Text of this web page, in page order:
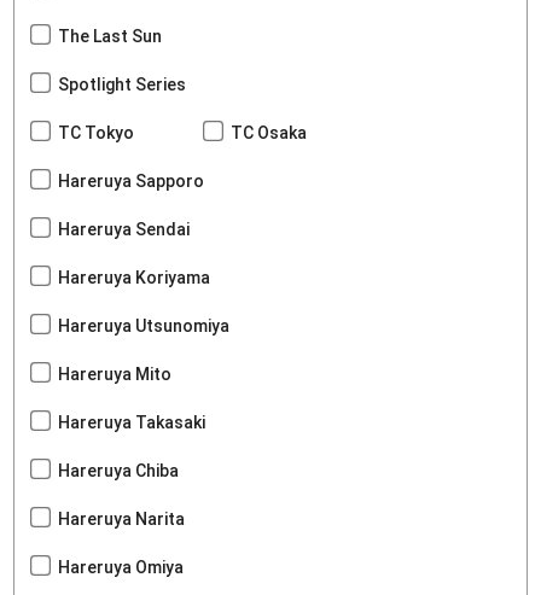
The Last Sun
Spotlight Series
TC Tokyo TC Osaka
Hareruya Sapporo
Hareruya Sendai
Hareruya Koriyama
Hareruya Utsunomiya
Hareruya Mito
Hareruya Takasaki
Hareruya Chiba
Hareruya Narita
Hareruya Omiya